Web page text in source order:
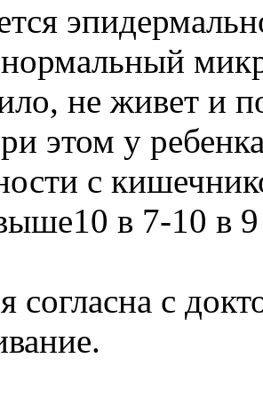
не живет и
этом у
с
в 7-10 в
согласна с